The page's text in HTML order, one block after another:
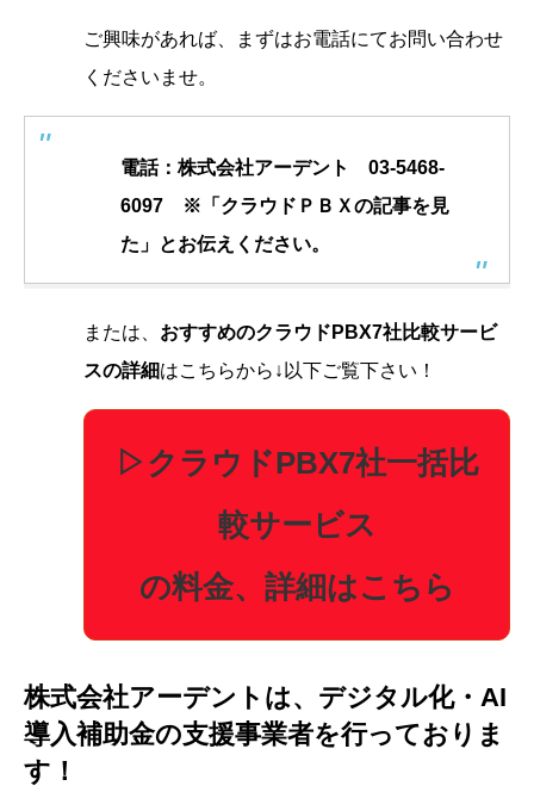
ご興味があれば、まずはお電話にてお問い合わせ
くださいませ。
電話：株式会社アーデント 03-5468-
6097
※「クラウドＰＢＸの記事を見
た」とお伝えください。
または、 おすすめのクラウドPBX7社比較サービ
スの詳細はこちらから↓以下ご覧下さい！
▷クラウドPBX7社一括比
較サービス
の料金、詳細はこちら
株式会社アーデントは、デジタル化・AI
導入補助金の支援事業者を行っておりま
す！